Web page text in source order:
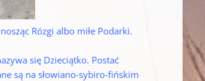
Rózgi albo miłe Podarki.
się Dzieciątko. Postać
są na słowiano-sybiro-fińskim